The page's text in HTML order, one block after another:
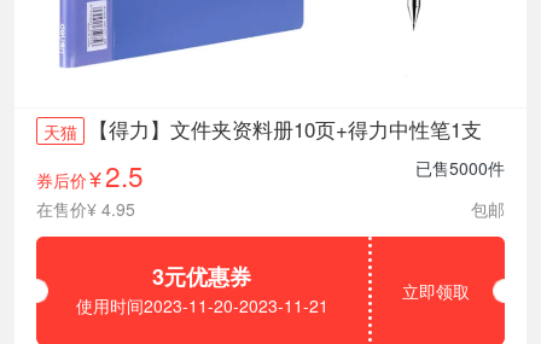
天猫 【得力】文件夹资料册10页+得力中性笔1支
券后价¥2.5
已售5000件
在售价¥ 4.95
包邮
3元优惠券
使用时间2023-11-20-2023-11-21
立即领取